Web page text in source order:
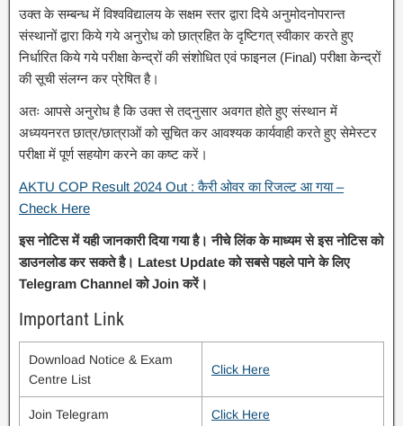
उक्त के सम्बन्ध में विश्वविद्यालय के सक्षम स्तर द्वारा दिये अनुमोदनोपरान्त
संस्थानों द्वारा किये गये अनुरोध को छात्रहित के दृष्टिगत् स्वीकार करते हुए
निर्धारित किये गये परीक्षा केन्द्रों की संशोधित एवं फाइनल (Final) परीक्षा केन्द्रों
की सूची संलग्न कर प्रेषित है।
अतः आपसे अनुरोध है कि उक्त से तद्‌नुसार अवगत होते हुए संस्थान में
अध्ययनरत छात्र/छात्राओं को सूचित कर आवश्यक कार्यवाही करते हुए सेमेस्टर
परीक्षा में पूर्ण सहयोग करने का कष्ट करें।
AKTU COP Result 2024 Out : कैरी ओवर का रिजल्ट आ गया –
Check Here
इस नोटिस में यही जानकारी दिया गया है। नीचे लिंक के माध्यम से इस नोटिस को
डाउनलोड कर सकते है। Latest Update को सबसे पहले पाने के लिए
Telegram Channel को Join करें।
Important Link
Download Notice & Exam
Centre List
Click Here
Join Telegram Click Here